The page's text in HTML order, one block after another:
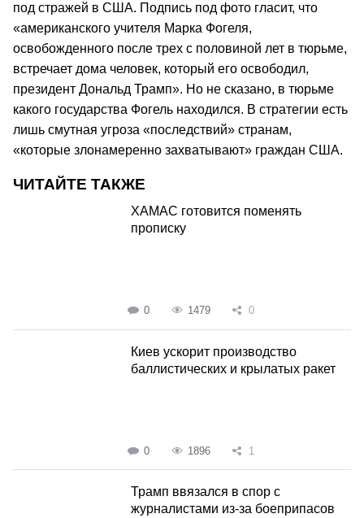
под стражей в США. Подпись под фото гласит, что
«американского учителя Марка Фогеля,
освобожденного после трех с половиной лет в тюрьме,
встречает дома человек, который его освободил,
президент Дональд Трамп». Но не сказано, в тюрьме
какого государства Фогель находился. В стратегии есть
лишь смутная угроза «последствий» странам,
«которые злонамеренно захватывают» граждан США.
ЧИТАЙТЕ ТАКЖЕ
ХАМАС готовится поменять
прописку
0 1479 0
Киев ускорит производство
баллистических и крылатых ракет
0 1896 1
Трамп ввязался в спор с
журналистами из-за боеприпасов